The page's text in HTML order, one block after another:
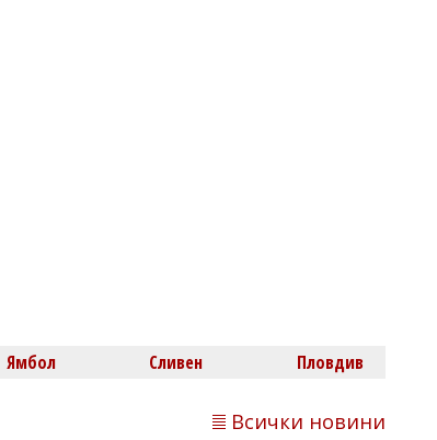
Гърция засили проверките по
плажовете, глобите стигнаха 73 000
Ямбол Сливен Пловдив
Всички новини